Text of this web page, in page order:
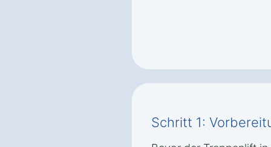
Schritt 1: